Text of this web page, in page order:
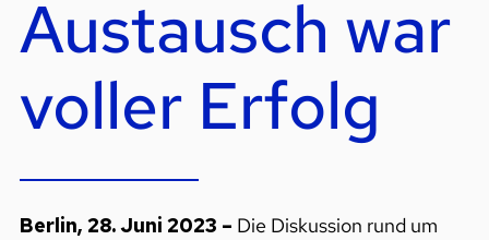
Austausch war
voller Erfolg
Berlin, 28. Juni 2023 – Die Diskussion rund um